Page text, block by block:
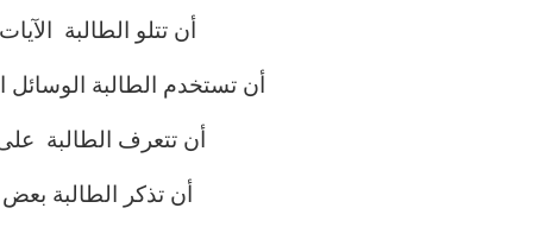
أن تتلو الطالبة
أن تستخدم الطالبة
أن تتعرف الطالبة
أن تذكر الطالبة بعض